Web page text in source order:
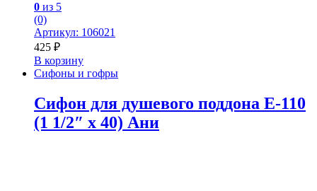
0 из 5
(0)
Артикул: 106021
425 ₽
В корзину
Сифоны и гофры
Сифон для душевого поддона Е-110
(1 1/2″ x 40) Ани